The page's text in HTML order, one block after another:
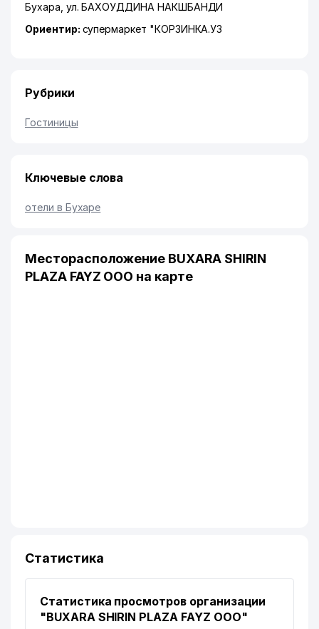
Бухара ул. БАХОУДДИНА НАКШБАНДИ
Ориентир: супермаркет "КОРЗИНКА.УЗ
Рубрики
Гостиницы
Ключевые слова
отели в Бухаре
Месторасположение BUXARA SHIRIN
PLAZA FAYZ ООО на карте
Статистика
Статистика просмотров организации
"BUXARA SHIRIN PLAZA FAYZ ООО"